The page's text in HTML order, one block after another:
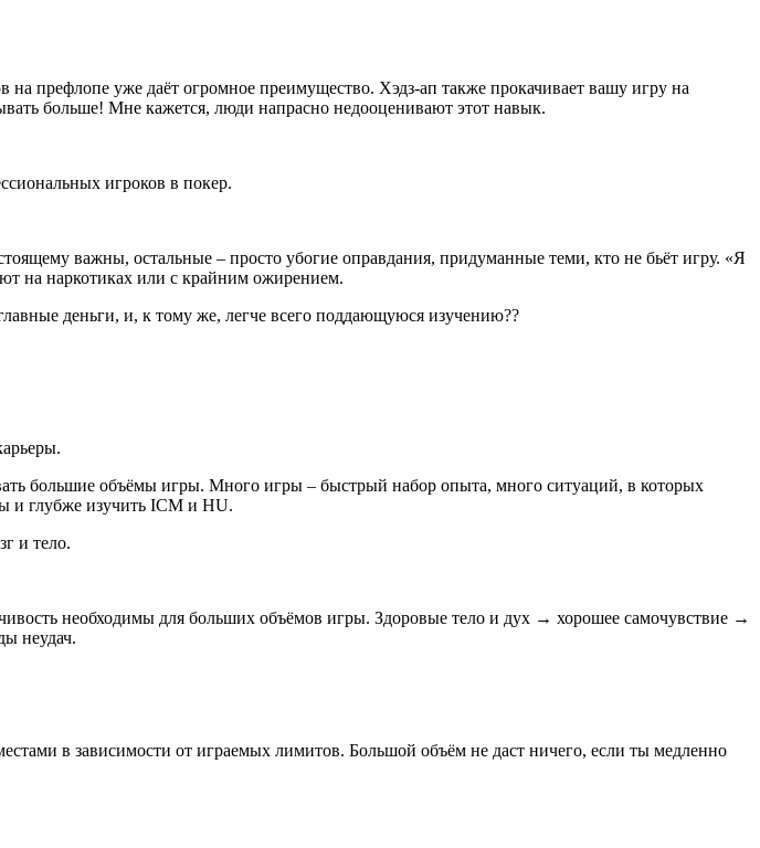
префлопе уже даёт огромное преимущество. Хэдз-ап также прокачивает вашу игру на
больше! Мне кажется, люди напрасно недооценивают этот навык.
игроков в покер.
важны, остальные – просто убогие оправдания, придуманные теми, кто не бьёт игру. «Я
на наркотиках или с крайним ожирением.
деньги, и, к тому же, легче всего поддающуюся изучению??
большие объёмы игры. Много игры – быстрый набор опыта, много ситуаций, в которых
и глубже изучить ICM и HU.
и тело.
необходимы для больших объёмов игры. Здоровые тело и дух → хорошее самочувствие →
неудач.
в зависимости от играемых лимитов. Большой объём не даст ничего, если ты медленно